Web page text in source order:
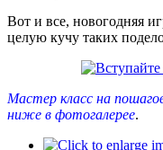
Вот и все, новогодняя
целую кучу таких
Мастер класс на
ниже в фотогалерее.